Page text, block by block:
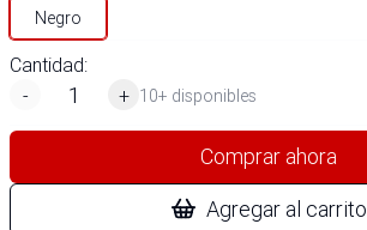
Negro
Cantidad:
-
+ 10+ disponibles
Comprar ahora
Agregar al carrito